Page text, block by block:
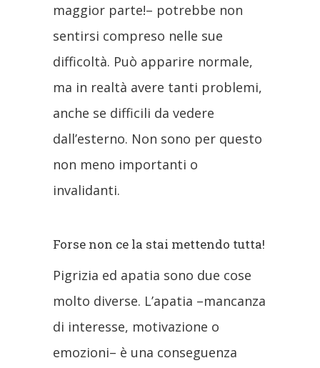
maggior parte!– potrebbe non
sentirsi compreso nelle sue
difficoltà. Può apparire normale,
ma in realtà avere tanti problemi,
anche se difficili da vedere
dall’esterno. Non sono per questo
non meno importanti o
invalidanti.
Forse non ce la stai mettendo tutta!
Pigrizia ed apatia sono due cose
molto diverse. L’apatia –mancanza
di interesse, motivazione o
emozioni– è una conseguenza